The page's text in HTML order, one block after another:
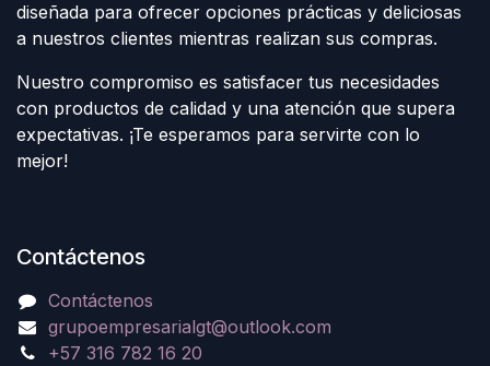
diseñada para ofrecer opciones prácticas y deliciosas
a nuestros clientes mientras realizan sus compras.
Nuestro compromiso es satisfacer tus necesidades
con productos de calidad y una atención que supera
expectativas. ¡Te esperamos para servirte con lo
mejor!
Contáctenos
Contáctenos
grupoempresarialgt@outlook.com
+57 316 782 16 20